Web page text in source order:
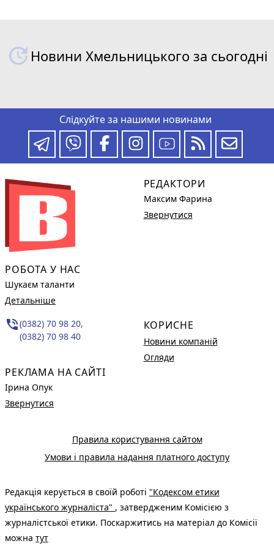
Новини Хмельницького за сьогодні
Слідкуйте за нашими новинами
РОБОТА У НАС
Шукаєм таланти
Детальніше
phone_in_talk(0382) 70 98 20,
(0382) 70 98 40
РЕКЛАМА НА САЙТІ
Ірина Опук
Звернутися
РЕДАКТОРИ
Максим Фарина
Звернутися
КОРИСНЕ
Новини компаній
Огляди
Правила користування сайтом
Умови і правила надання платного доступу
Редакція керується в своїй роботі "Кодексом етики
українського журналіста" , затвердженим Комісією з
журналістської етики. Поскаржитись на матеріал до Комісії
можна тут